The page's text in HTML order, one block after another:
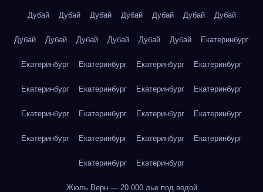
Дубай Дубай Дубай Дубай Дубай Дубай Дубай
Дубай Дубай Дубай Дубай Дубай Дубай Екатеринбург
Екатеринбург Екатеринбург Екатеринбург Екатеринбург
Екатеринбург Екатеринбург Екатеринбург Екатеринбург
Екатеринбург Екатеринбург Екатеринбург Екатеринбург
Екатеринбург Екатеринбург Екатеринбург Екатеринбург
Екатеринбург Екатеринбург
Жюль Верн — 20 000 лье под водой